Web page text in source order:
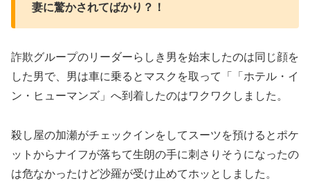
妻に驚かされてばかり？！
詐欺グループのリーダーらしき男を始末したのは同じ顔を
した男で、男は車に乗るとマスクを取って「「ホテル・イ
ン・ヒューマンズ」へ到着したのはワクワクしました。
殺し屋の加瀬がチェックインをしてスーツを預けるとポケ
ットからナイフが落ちて生朗の手に刺さりそうになったの
は危なかったけど沙羅が受け止めてホッとしました。